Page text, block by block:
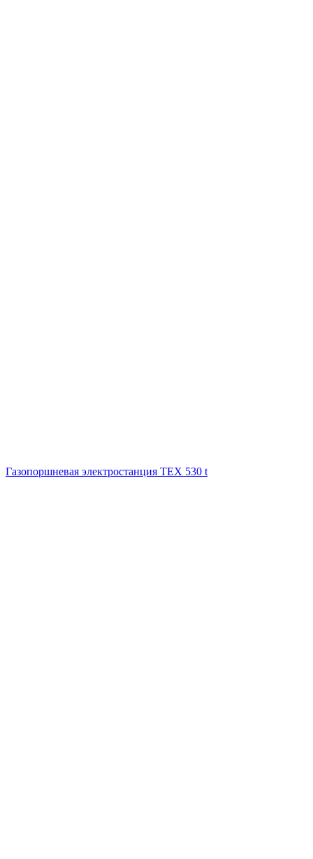
Газопоршневая электростанция ТЕХ 530 t